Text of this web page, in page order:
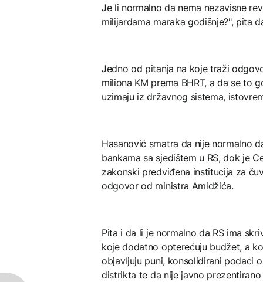
Je li normalno da nema nezavisne
milijardama maraka godišnje?", pita
Jedno od pitanja na koje traži
miliona KM prema BHRT, a da se to
uzimaju iz državnog sistema,
Hasanović smatra da nije normalno
bankama sa sjedištem u RS, dok je
zakonski predviđena institucija za
odgovor od ministra Amidžića.
Pita i da li je normalno da RS ima
koje dodatno opterećuju budžet, a
objavljuju puni, konsolidirani podaci
distrikta te da nije javno